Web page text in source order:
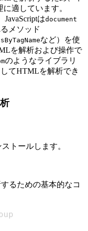
適しています。
はdocument
メソッド
など）を使
を解析および操作で
のようなライブラリ
てHTMLを解析でき
トールします。
るための基本的なコ